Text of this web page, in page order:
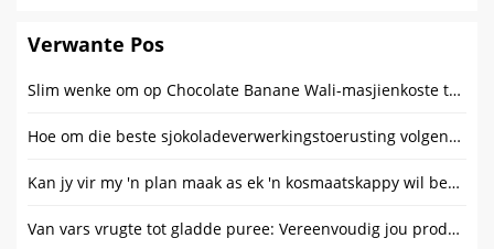
Verwante Pos
Slim wenke om op Chocolate Banane Wali-masjienkoste te bespaar
Hoe om die beste sjokoladeverwerkingstoerusting volgens jou behoeftes te kies?
Kan jy vir my 'n plan maak as ek 'n kosmaatskappy wil begin?
Van vars vrugte tot gladde puree: Vereenvoudig jou produksielyn